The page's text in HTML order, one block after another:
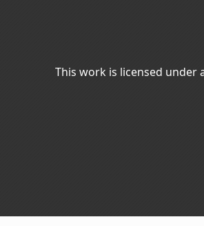
This work is licensed under